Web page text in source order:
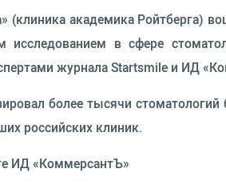
академика Ройтберга)
исследованием в сфере
журнала Startsmile и ИД
более тысячи
российских клиник.
ИД «КоммерсантЪ»